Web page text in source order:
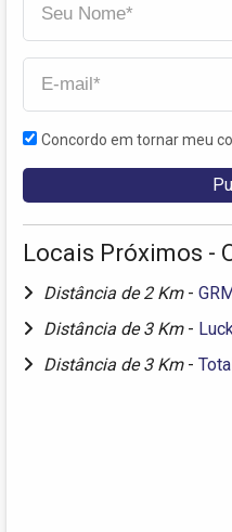
Concordo em tornar meu
Locais Próximos -
Distância de 2 Km -
Distância de 3 Km -
Distância de 3 Km -